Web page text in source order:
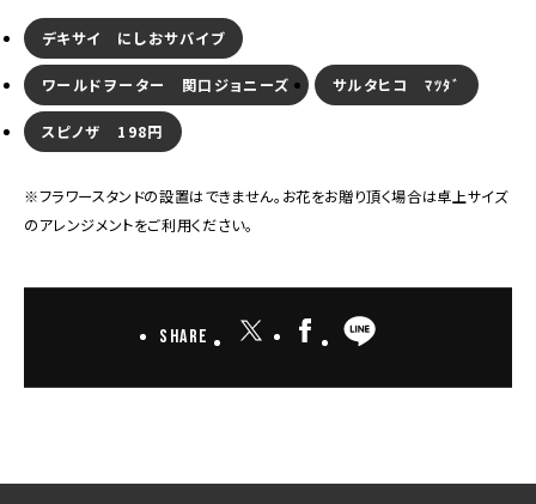
デキサイ にしおサバイブ
ワールドヲーター 関口ジョニーズ サルタヒコ ﾏﾂﾀﾞ
スピノザ 198円
※フラワースタンドの設置はできません。お花をお贈り頂く場合は卓上サイズ
のアレンジメントをご利用ください。
Share